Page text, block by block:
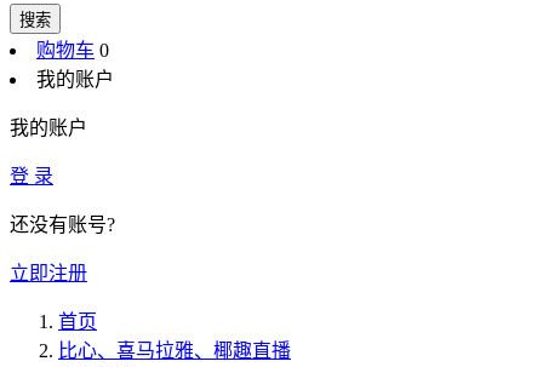
搜索
购物车 0
我的账户
我的账户
登 录
还没有账号?
立即注册
首页
比心、喜马拉雅、椰趣直播